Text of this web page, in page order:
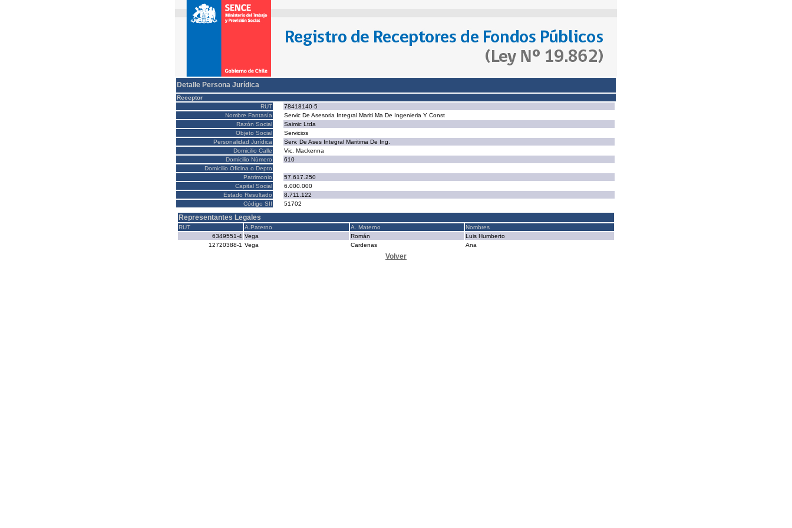
Detalle Persona Jurídica
Receptor
RUT
78418140-5
Nombre Fantasía
Servic De Asesoria Integral Mariti Ma De Ingenieria Y Const
Razón Social
Saimic Ltda
Objeto Social
Servicios
Personalidad Jurídica
Serv. De Ases Integral Maritima De Ing.
Domicilio Calle
Vic. Mackenna
Domicilio Número
610
Domicilio Oficina o Depto
Patrimonio
57.617.250
Capital Social
6.000.000
Estado Resultado
8.711.122
Código SII
51702
Representantes Legales
RUT A.Paterno A. Materno
Nombres
6349551-4 Vega Román
Luis Humberto
12720388-1 Vega Cardenas Ana
Volver